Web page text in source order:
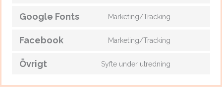
Google Fonts Marketing/Tracking
Facebook Marketing/Tracking
Övrigt Syfte under utredning